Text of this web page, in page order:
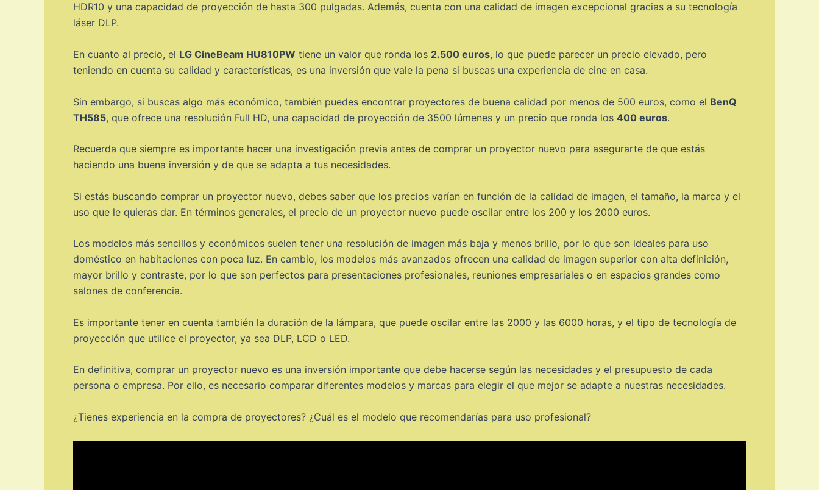
HDR10 y una capacidad de proyección de hasta 300 pulgadas. Además, cuenta con una calidad de imagen excepcional gracias a su tecnología
láser DLP.
En cuanto al precio, el LG CineBeam HU810PW tiene un valor que ronda los 2.500 euros, lo que puede parecer un precio elevado, pero
teniendo en cuenta su calidad y características, es una inversión que vale la pena si buscas una experiencia de cine en casa.
Sin embargo, si buscas algo más económico, también puedes encontrar proyectores de buena calidad por menos de 500 euros, como el BenQ
TH585, que ofrece una resolución Full HD, una capacidad de proyección de 3500 lúmenes y un precio que ronda los 400 euros.
Recuerda que siempre es importante hacer una investigación previa antes de comprar un proyector nuevo para asegurarte de que estás
haciendo una buena inversión y de que se adapta a tus necesidades.
Si estás buscando comprar un proyector nuevo, debes saber que los precios varían en función de la calidad de imagen, el tamaño, la marca y el
uso que le quieras dar. En términos generales, el precio de un proyector nuevo puede oscilar entre los 200 y los 2000 euros.
Los modelos más sencillos y económicos suelen tener una resolución de imagen más baja y menos brillo, por lo que son ideales para uso
doméstico en habitaciones con poca luz. En cambio, los modelos más avanzados ofrecen una calidad de imagen superior con alta definición,
mayor brillo y contraste, por lo que son perfectos para presentaciones profesionales, reuniones empresariales o en espacios grandes como
salones de conferencia.
Es importante tener en cuenta también la duración de la lámpara, que puede oscilar entre las 2000 y las 6000 horas, y el tipo de tecnología de
proyección que utilice el proyector, ya sea DLP, LCD o LED.
En definitiva, comprar un proyector nuevo es una inversión importante que debe hacerse según las necesidades y el presupuesto de cada
persona o empresa. Por ello, es necesario comparar diferentes modelos y marcas para elegir el que mejor se adapte a nuestras necesidades.
¿Tienes experiencia en la compra de proyectores? ¿Cuál es el modelo que recomendarías para uso profesional?